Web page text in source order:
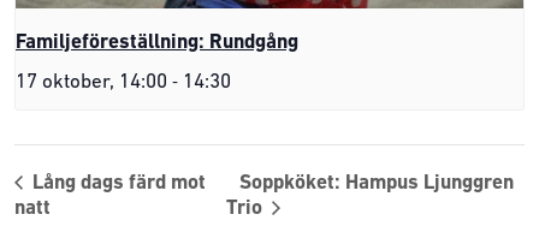
Familjeföreställning: Rundgång
17 oktober, 14:00 - 14:30
Lång dags färd mot
natt
Soppköket: Hampus Ljunggren
Trio